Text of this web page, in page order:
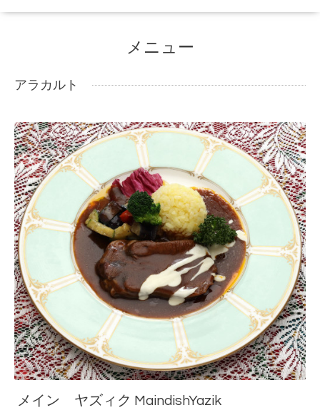
メニュー
アラカルト
メイン ヤズィク MaindishYazik